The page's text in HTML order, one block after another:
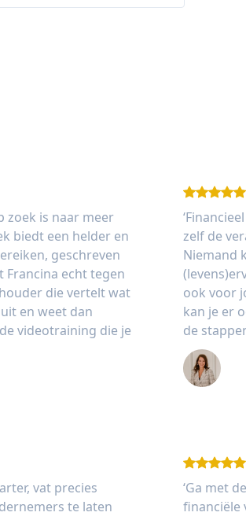
zoek is naar meer
biedt een helder en
geschreven
Francina echt tegen
die vertelt wat
en weet dan
videotraining die je
zelf de
Niemand
ook voor
kan je er
de
vat precies
te laten
‘Ga met
financiële